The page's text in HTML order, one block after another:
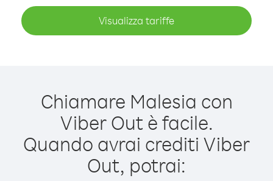
Visualizza tariffe
Chiamare Malesia con
Viber Out è facile.
Quando avrai crediti Viber
Out, potrai: